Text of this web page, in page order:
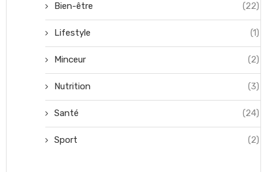
Bien-être (22)
Lifestyle (1)
Minceur (2)
Nutrition (3)
Santé (24)
Sport (2)